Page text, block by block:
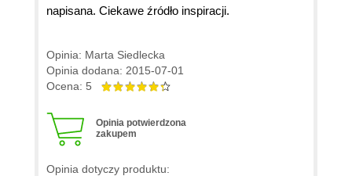
napisana. Ciekawe źródło inspiracji.
Opinia: Marta Siedlecka
Opinia dodana: 2015-07-01
Ocena: 5
Opinia potwierdzona
zakupem
Opinia dotyczy produktu: